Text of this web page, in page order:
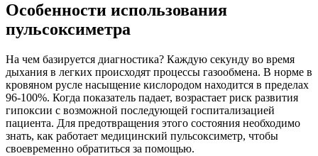
Особенности использования
пульсоксиметра
На чем базируется диагностика? Каждую секунду во время
дыхания в легких происходят процессы газообмена. В норме в
кровяном русле насыщение кислородом находится в пределах
96-100%. Когда показатель падает, возрастает риск развития
гипоксии с возможной последующей госпитализацией
пациента. Для предотвращения этого состояния необходимо
знать, как работает медицинский пульсоксиметр, чтобы
своевременно обратиться за помощью.